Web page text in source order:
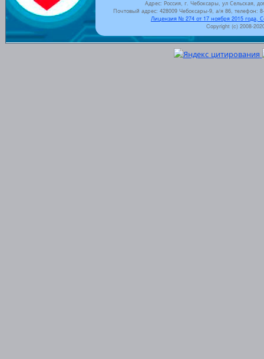
Адрес: Россия, г. Чебоксары, ул Сельская,
Почтовый адрес: 428009 Чебоксары-9, а/я 86, телефон:
Лицензия № 274 от 17 ноября 2015 года,
Copyright (c) 2008-